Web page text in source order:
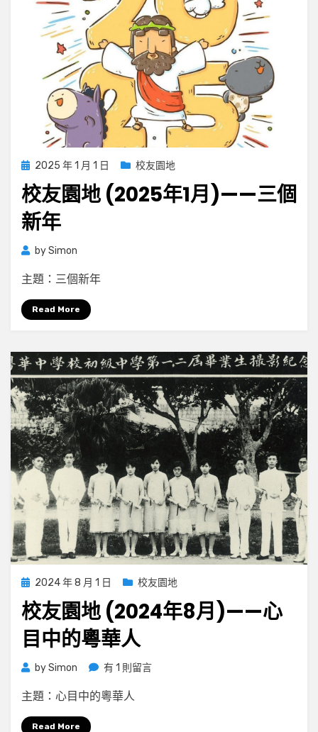
Posted
on
2025 年 1 月 1 日 校友園地
校友園地 (2025年1月)——三個
新年
bySimon
主題：三個新年
Read More
Posted
on
2024 年 8 月 1 日 校友園地
校友園地 (2024年8月)——心
目中的粵華人
bySimon
在
友
有 1 則留言
主題：心目中的粵華人
Read More